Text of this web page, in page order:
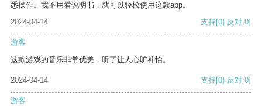
悉操作。我不用看说明书，就可以轻松使用这款app。
2024-04-14
支持[0] 反对[0]
游客
这款游戏的音乐非常优美，听了让人心旷神怡。
2024-04-14 支持[0] 反对[0]
游客